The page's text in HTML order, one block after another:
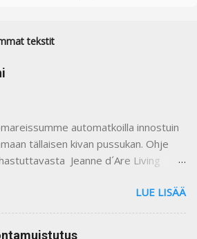
tekstit
automatkoilla innostuin
tällaisen kivan pussukan. Ohje
Jeanne d´Are Living
sisustusjutut ovat todella ihastuttavia
Lehdistä löytyy niin paljon
LUE LISÄÄ